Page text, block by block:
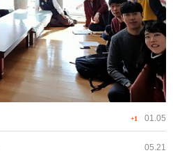
+1 01.05
05.21